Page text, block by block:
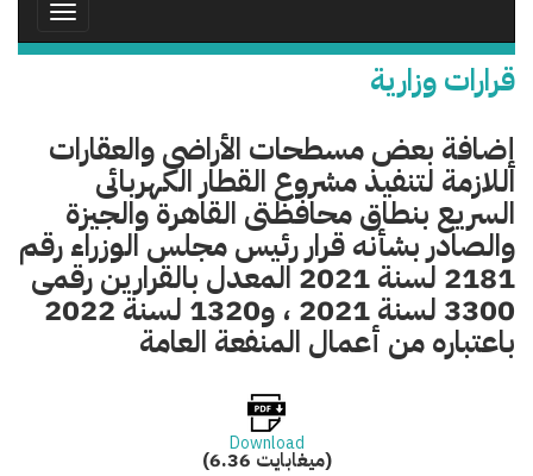
Toggle
قرارات وزارية
إضافة بعض مسطحات الأراضى والعقارات
اللازمة لتنفيذ مشروع القطار الكهربائى
السريع بنطاق محافظتى القاهرة والجيزة
والصادر بشأنه قرار رئيس مجلس الوزراء رقم
2181 لسنة 2021 المعدل بالقرارين رقمى
3300 لسنة 2021 ، و1320 لسنة 2022
باعتباره من أعمال المنفعة العامة
Download
(6.36 ميغابايت)